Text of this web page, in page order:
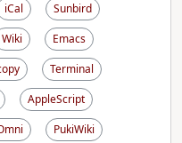
iCal
Sunbird
Wiki
Emacs
Terminal
AppleScript
PukiWiki